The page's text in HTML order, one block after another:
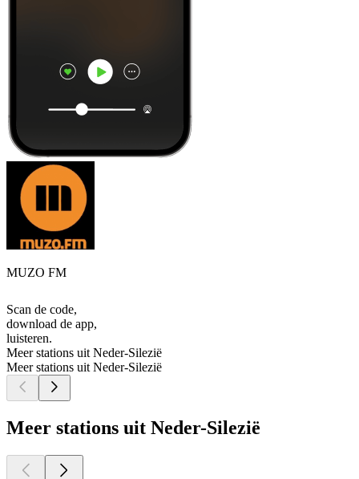
MUZO FM
Scan de code,
download de app,
luisteren.
Meer stations uit Neder-Silezië
Meer stations uit Neder-Silezië
Meer stations uit Neder-Silezië